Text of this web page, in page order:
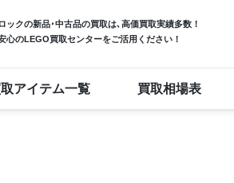
ックの新品･中古品の買取は､高価買取実績多数！
心のLEGO買取センターをご活用ください！
アイテム一覧 買取相場表